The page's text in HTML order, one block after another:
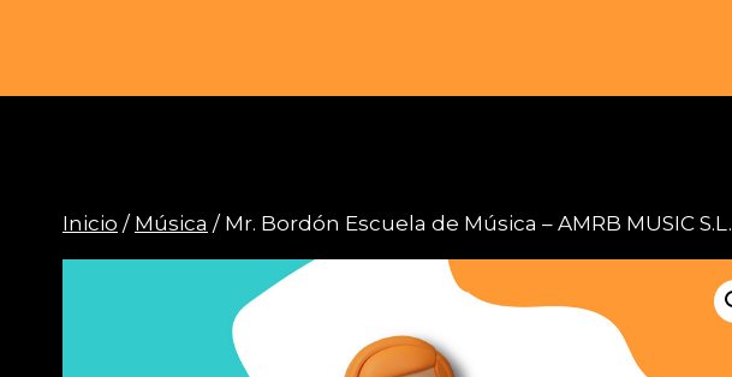
Inicio / Música / Mr. Bordón Escuela de Música – AMRB MUSIC S.L.